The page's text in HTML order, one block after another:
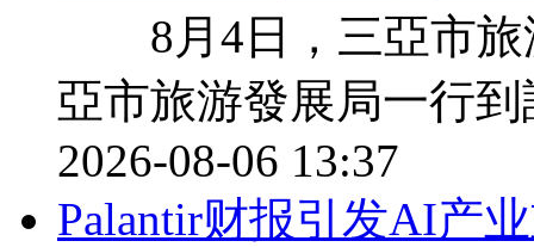
8月4日，三亞市旅
亞市旅游發展局一行
2026-08-06 13:37
Palantir财报引发AI产